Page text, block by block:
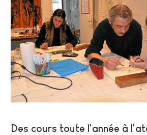
Des cours toute l'année à